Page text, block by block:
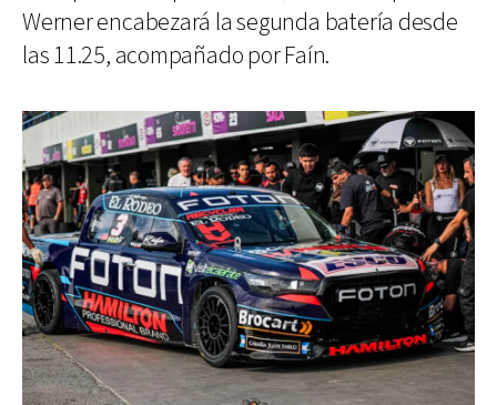
Werner encabezará la segunda batería desde
las 11.25, acompañado por Faín.